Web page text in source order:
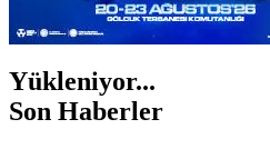
Yükleniyor...
Son Haberler